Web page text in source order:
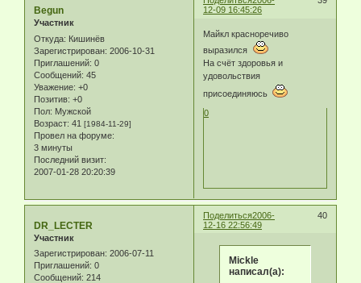
12-09 16:45:26
Begun
Участник
Откуда: Кишинёв
Зарегистрирован: 2006-10-31
Приглашений: 0
Сообщений: 45
Уважение: +0
Позитив: +0
Пол: Мужской
Возраст: 41 [1984-11-29]
Провел на форуме:
3 минуты
Последний визит:
2007-01-28 20:20:39
Майкл красноречиво
выразился
На счёт здоровья и
удовольствия
присоединяюсь
0
Поделиться 40
2006-
12-16 22:56:49
DR_LECTER
Участник
Зарегистрирован: 2006-07-11
Приглашений: 0
Сообщений: 214
Mickle
написал(а):